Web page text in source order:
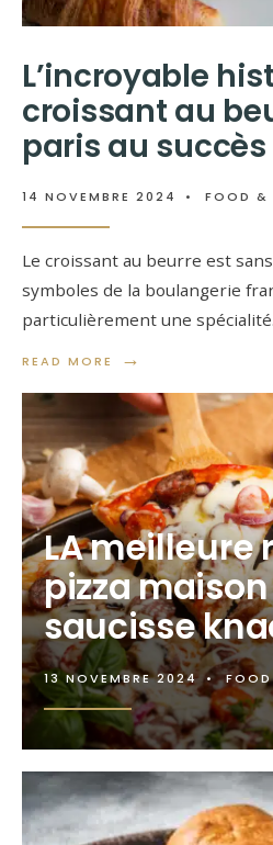
L’incroyable
croissant au
paris au
14 NOVEMBRE 2024 • FOOD &
Le croissant au beurre est
symboles de la boulangerie
particulièrement une spécialité
READ MORE →
LA meilleure
pizza
saucisse
13 NOVEMBRE 2024 •